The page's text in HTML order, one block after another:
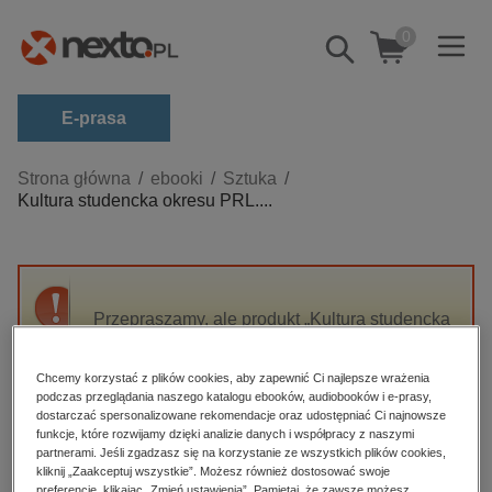
Pokaż/schowaj
wyszukiwarkę
0
E-prasa
Kategorie
Zobacz wszystkie E-prasa
budownictwo, aranżacja wnętrz
darmowe wydania
edukacja
hobby, sport, rozrywka
komputery, internet, technologie, informatyka
Strona główna ebooki
Sztuka
Kultura studencka okresu PRL....
Przepraszamy, ale produkt „Kultura studencka
dostępny.
High-contrast mode
Chcemy korzystać z plików cookies, aby zapewnić Ci najlepsze wrażenia
podczas przeglądania naszego katalogu ebooków, audiobooków i e-prasy,
dostarczać spersonalizowane rekomendacje oraz udostępniać Ci najnowsze
funkcje, które rozwijamy dzięki analizie danych i współpracy z naszymi
partnerami. Jeśli zgadzasz się na korzystanie ze wszystkich plików cookies,
kliknij „Zaakceptuj wszystkie”. Możesz również dostosować swoje